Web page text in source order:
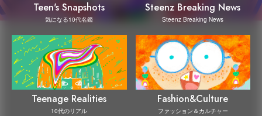
Teen's Snapshots
気になる10代名鑑
Steenz Breaking News
Steenz Breaking News
Teenage Realities
10代のリアル
Fashion&Culture
ファッション＆カルチャー